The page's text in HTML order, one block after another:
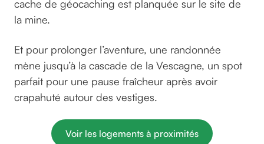
cache de géocaching est planquée sur le site de
la mine.
Et pour prolonger l’aventure, une randonnée
mène jusqu’à la cascade de la Vescagne, un spot
parfait pour une pause fraîcheur après avoir
crapahuté autour des vestiges.
Voir les logements à proximités